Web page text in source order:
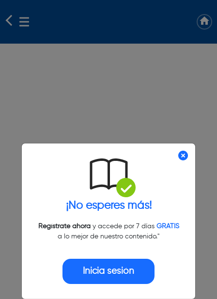
¡No esperes más!
Regístrate ahoray accede por 7 días GRATIS
a lo mejor de nuestro contenido."
Inicia sesión